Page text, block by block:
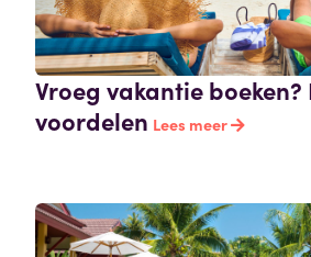
Vroeg vakantie
voordelen Lees meer